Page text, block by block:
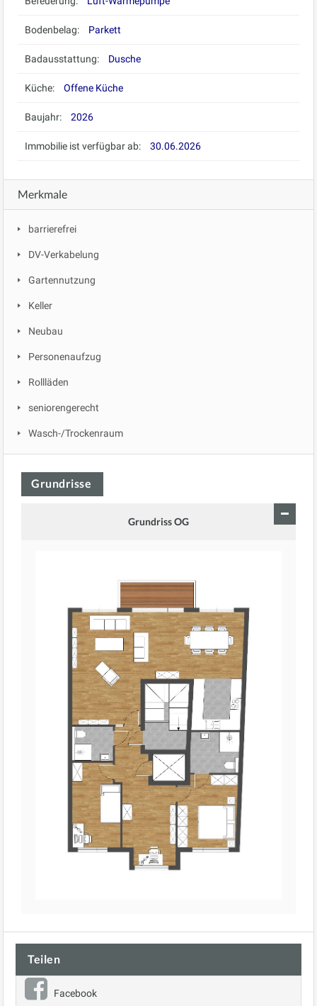
Bodenbelag: Parkett
Badausstattung: Dusche
Küche: Offene Küche
Baujahr: 2026
Immobilie ist verfügbar ab: 30.06.2026
Merkmale
barrierefrei
DV-Verkabelung
Gartennutzung
Keller
Neubau
Personenaufzug
Rollläden
seniorengerecht
Wasch-/Trockenraum
Grundrisse
Grundriss OG
Teilen
Facebook